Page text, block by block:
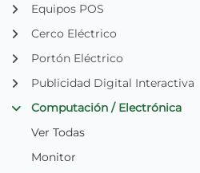
Equipos POS
Cerco Eléctrico
Portón Eléctrico
Publicidad Digital Interactiva
Computación / Electrónica
Ver Todas
Monitor